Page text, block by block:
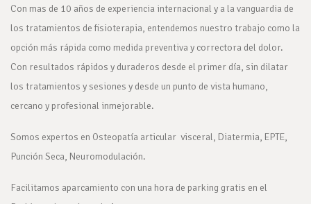
Con mas de 10 años de experiencia internacional y a la vanguardia de
los tratamientos de fisioterapia, entendemos nuestro trabajo como la
opción más rápida como medida preventiva y correctora del dolor.
Con resultados rápidos y duraderos desde el primer día, sin dilatar
los tratamientos y sesiones y desde un punto de vista humano,
cercano y profesional inmejorable.
Somos expertos en Osteopatía articular visceral, Diatermia, EPTE,
Punción Seca, Neuromodulación.
Facilitamos aparcamiento con una hora de parking gratis en el